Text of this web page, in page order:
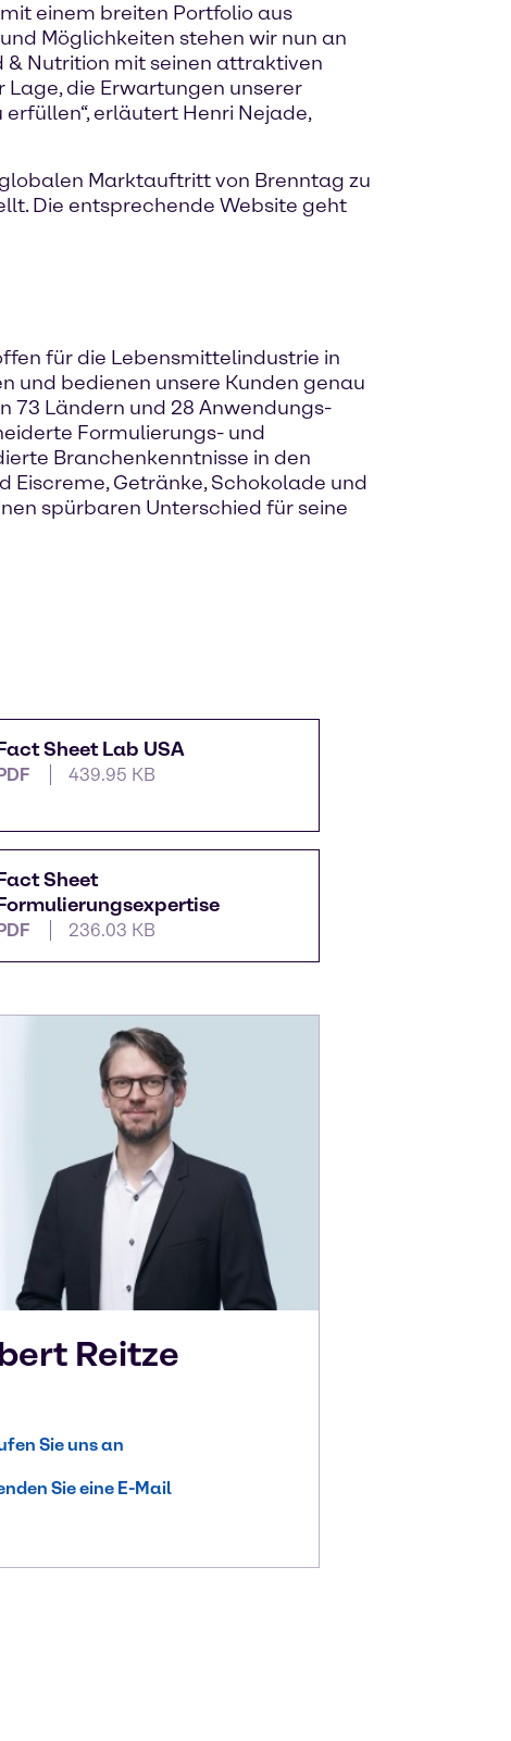
einem breiten Portfolio aus
Möglichkeiten stehen wir nun an
& Nutrition mit seinen attraktiven
die Erwartungen unserer
erläutert Henri Nejade,
Marktauftritt von Brenntag zu
Die entsprechende Website geht
für die Lebensmittelindustrie in
und bedienen unsere Kunden genau
73 Ländern und 28 Anwendungs-
Formulierungs- und
Branchenkenntnisse in den
Eiscreme, Getränke, Schokolade und
spürbaren Unterschied für seine
Sheet Lab USA
PDF 439.95 KB
Sheet
PDF 236.03 KB
Reitze
Sie uns an
Sie eine E-Mail